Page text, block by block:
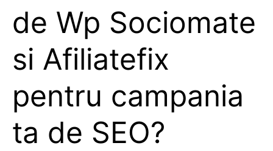
de Wp Sociomate
si Afiliatefix
pentru campania
ta de SEO?